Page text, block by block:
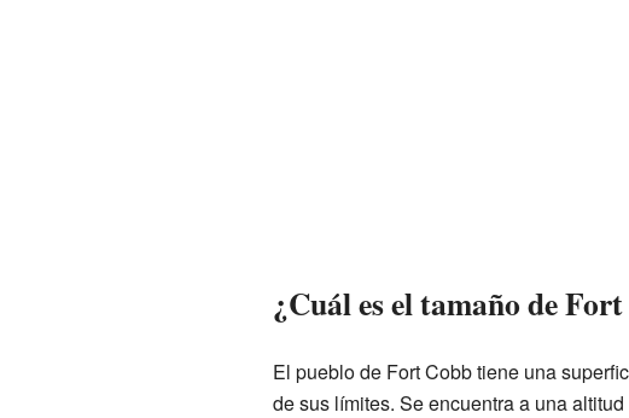
¿Cuál es el tamaño de
El pueblo de Fort Cobb tiene una
de sus límites. Se encuentra a una